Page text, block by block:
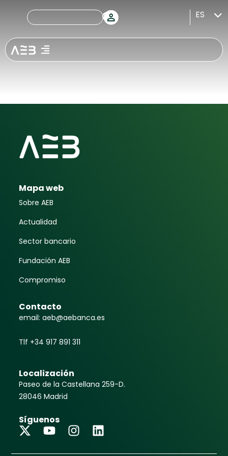
ES
1Oth ICO
Sustainable
Bond Forum
Mapa web
Sobre AEB
Actualidad
Sector bancario
Fundación AEB
Compromiso
Contacto
email: aeb@aebanca.es
Tlf +34 917 891 311
Localización
Paseo de la Castellana 259-D.
28046 Madrid
Síguenos